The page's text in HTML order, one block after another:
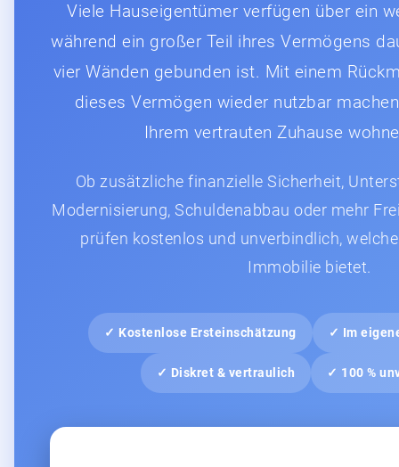
Viele Hauseigentümer verfügen über ein
während ein großer Teil ihres Vermögens
vier Wänden gebunden ist. Mit einem
dieses Vermögen wieder nutzbar
Ihrem vertrauten Zuhause
Ob zusätzliche finanzielle Sicherheit,
Modernisierung, Schuldenabbau oder mehr
prüfen kostenlos und unverbindlich,
Immobilie bietet.
✓ Kostenlose Ersteinschätzung ✓ Im
✓ Diskret & vertraulich ✓ 100 %